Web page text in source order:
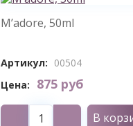
M’adore, 50ml
Артикул: 00504
Цена:
875 руб
В